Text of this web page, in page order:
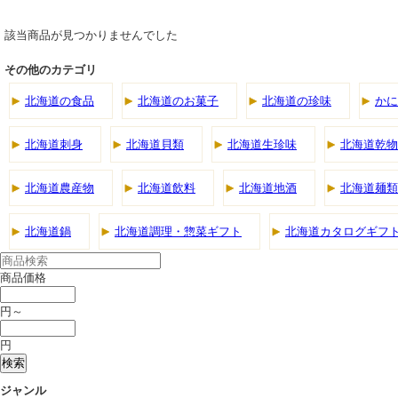
該当商品が見つかりませんでした
その他のカテゴリ
北海道の食品 北海道のお菓子 北海道の珍味 かに
北海道刺身 北海道貝類 北海道生珍味 北海道乾物
北海道農産物 北海道飲料 北海道地酒 北海道麺類
北海道鍋 北海道調理・惣菜ギフト 北海道カタログギフ
商品価格
円～
円
ジャンル